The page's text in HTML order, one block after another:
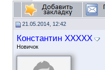
21.05.2014, 12:42
Константин XXXXX
Новичок